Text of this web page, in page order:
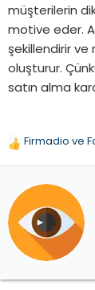
müşterilerin
motive eder.
şekillendirir
oluşturur.
satın alma
T
e
i
l
e
:
Firmadio ve